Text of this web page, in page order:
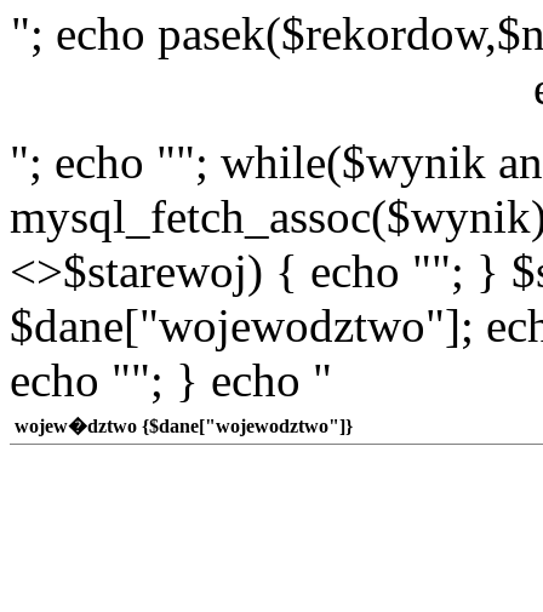
"; echo
"; echo ""; while($wynik
<>$starewoj) { echo ""; }
$dane["wojewodztwo"];
echo ""; } echo "
wojew�dztwo {$dane["wojewodztwo"]}